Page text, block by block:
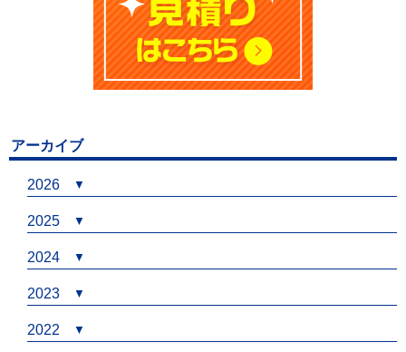
アーカイブ
2026
2025
2024
2023
2022